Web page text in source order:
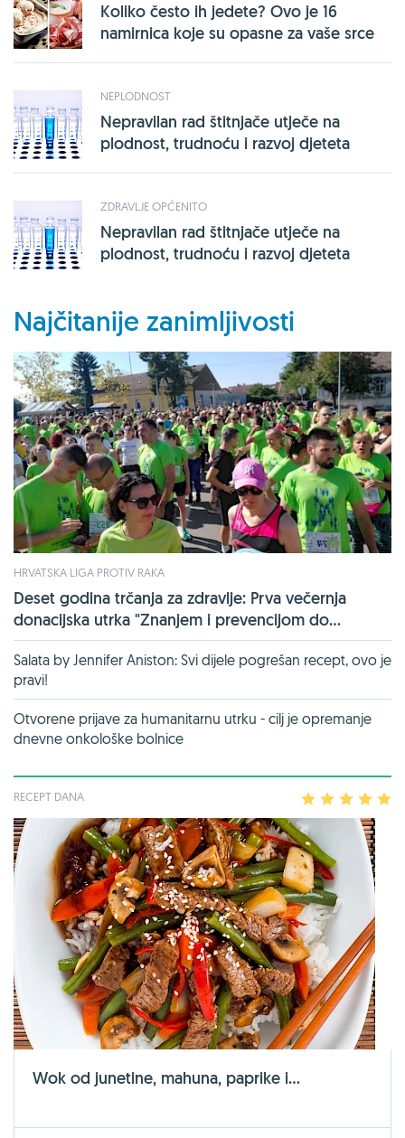
Koliko često ih jedete? Ovo je 16
namirnica koje su opasne za vaše srce
NEPLODNOST
Nepravilan rad štitnjače utječe na
plodnost, trudnoću i razvoj djeteta
ZDRAVLJE OPĆENITO
Nepravilan rad štitnjače utječe na
plodnost, trudnoću i razvoj djeteta
Najčitanije zanimljivosti
HRVATSKA LIGA PROTIV RAKA
Deset godina trčanja za zdravlje: Prva večernja
donacijska utrka "Znanjem i prevencijom do...
Salata by Jennifer Aniston: Svi dijele pogrešan recept, ovo je
pravi!
Otvorene prijave za humanitarnu utrku - cilj je opremanje
dnevne onkološke bolnice
RECEPT DANA 2 3 4
Wok od junetine, mahuna, paprike i...